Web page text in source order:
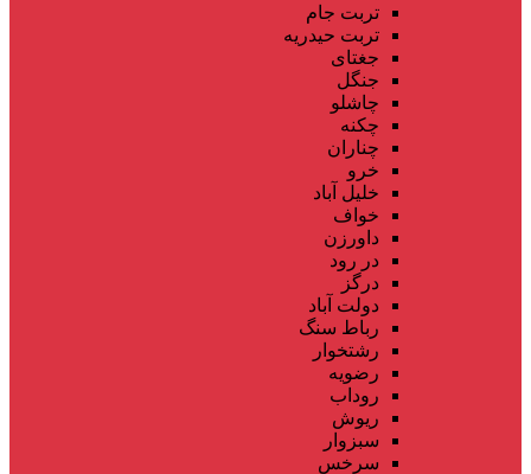
تربت جام
تربت حیدریه
جغتای
جنگل
چاشلو
چکنه
چناران
خرو
خلیل آباد
خواف
داورزن
در رود
درگز
دولت آباد
رباط سنگ
رشتخوار
رضویه
روداب
ریوش
سبزوار
سرخس